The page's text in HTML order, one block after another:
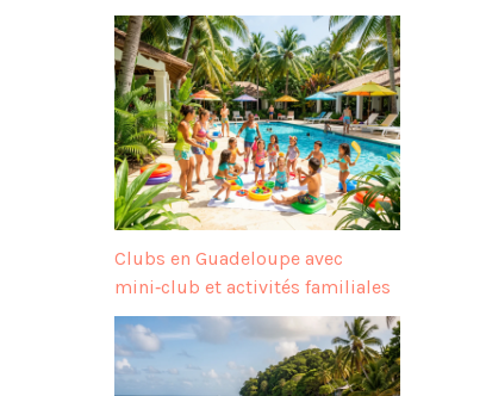
Clubs en Guadeloupe avec
mini‑club et activités familiales